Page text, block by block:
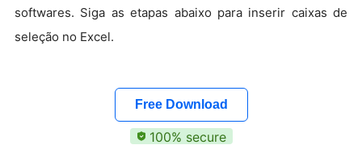
softwares. Siga as etapas abaixo para inserir caixas de
seleção no Excel.
Free Download
100% secure